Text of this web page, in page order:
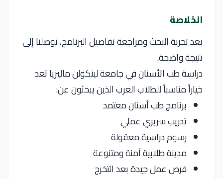
الخلاصة
بعد تجربة البحث ومراجعة تفاصيل البرنامج، توصلنا إلى
نتيجة واضحة.
دراسة طب الأسنان في جامعة لينكولن ماليزيا تعد
خياراً مناسباً للطلاب العرب الذين يبحثون عن:
برنامج طب أسنان معتمد
تدريب سريري عملي
رسوم دراسية معقولة
مدينة طلابية آمنة ومتنوعة
فرص عمل جيدة بعد التخرج